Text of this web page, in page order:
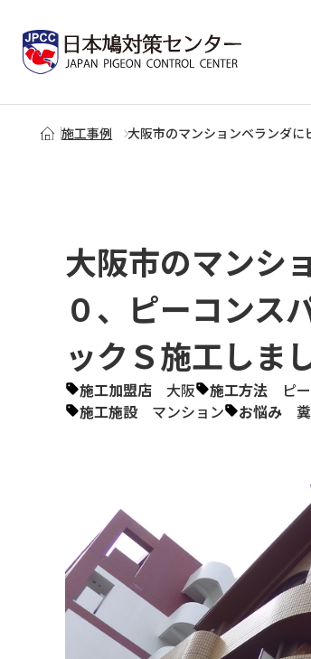
施工事例 大阪市のマンションベランダ
大阪市のマンシ
０、ピーコンス
ックＳ施工しま
施工加盟店 大阪 施工方法 ピ
施工施設
マンション お悩み